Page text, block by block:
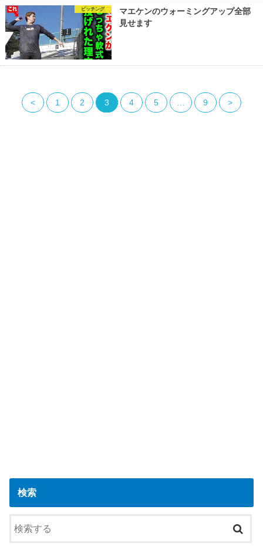
ピッチング
マエケンのウォーミングアップ全部
見せます
< 1 2 3 4 5 9 >
検索